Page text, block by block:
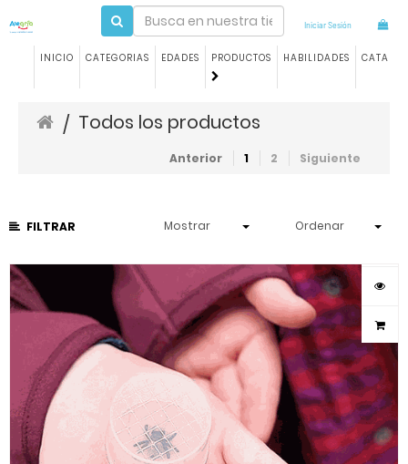
Iniciar Sesión
INICIO CATEGORIAS EDADES PRODUCTOS HABILIDADES
/ Todos los productos
Anterior 1 2 Siguiente
FILTRAR Mostrar Ordenar